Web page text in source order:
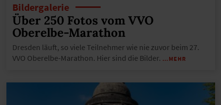
Bildergalerie
Über 250 Fotos vom VVO
Oberelbe-Marathon
Dresden läuft, so viele Teilnehmer wie nie zuvor beim 27.
VVO Oberelbe-Marathon. Hier sind die Bilder. …MEHR